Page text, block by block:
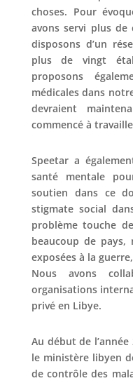
choses. Pour
avons servi plus
disposons d’un
plus de vingt
proposons
médicales dans
devraient
commencé à
Speetar a
santé mentale
soutien dans ce
stigmate social
problème touche
beaucoup de
exposées à la
Nous avons
organisations
privé en Libye.
Au début de
le ministère libyen
de contrôle des